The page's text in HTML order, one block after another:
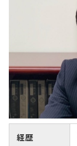
経歴